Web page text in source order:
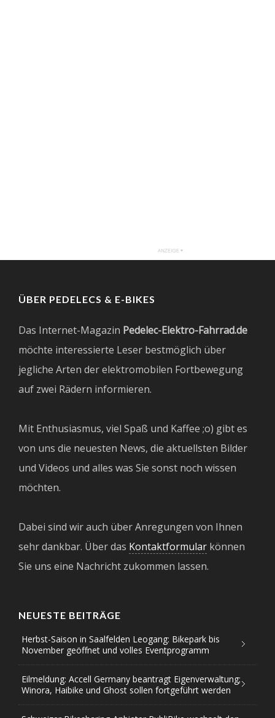
ÜBER PEDELECS & E-BIKES
Das Internet-Magazin Pedelec-Elektro-Fahrrad.de
möchte interessierte Leser bestmöglich über
jegliche Arten der elektromobilen Fortbewegung
auf zwei Rädern informieren.
Mit Enthusiasmus, viel Spaß und Kaffee ;o) gibt es
von uns die neuesten News, die aktuellsten Bilder
und Videos und alles was Sie sonst noch wissen
möchten.
Dabei sind wir auch über Anregungen von Ihnen
sehr dankbar. Über das Kontaktformular können
Sie uns eine Nachricht zukommen lassen.
NEUESTE BEITRÄGE
Herbst-Saison in Saalfelden Leogang: Bikepark bis
November geöffnet und volles Eventprogramm
Eilmeldung: Accell Germany beantragt Eigenverwaltung;
Winora, Haibike und Ghost sollen fortgeführt werden